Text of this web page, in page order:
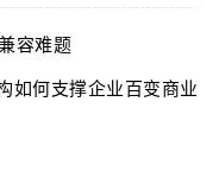
容难题
如何支撑企业百变商业